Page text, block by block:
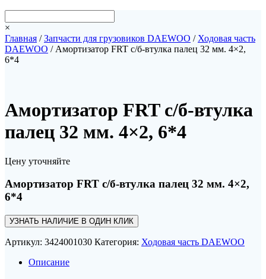
×
Главная /Запчасти для грузовиков DAEWOO / Ходовая часть
DAEWOO / Амортизатор FRT с/б-втулка палец 32 мм. 4×2,
6*4
Амортизатор FRT с/б-втулка
палец 32 мм. 4×2, 6*4
Цену уточняйте
Амортизатор FRT с/б-втулка палец 32 мм. 4×2,
6*4
УЗНАТЬ НАЛИЧИЕ В ОДИН КЛИК
Артикул: 3424001030 Категория: Ходовая часть DAEWOO
Описание